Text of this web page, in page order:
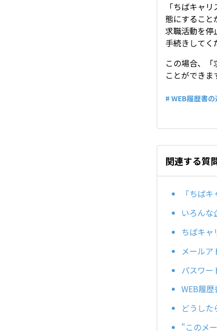
「ちばキャ
態にすること
求職活動を停
手続きしてく
この場合、
ことができま
# WEB履歴書
関連する質
「ちば
いろんな
ちばキャ
メール
パスワ
WEB履
どうした
"このメ